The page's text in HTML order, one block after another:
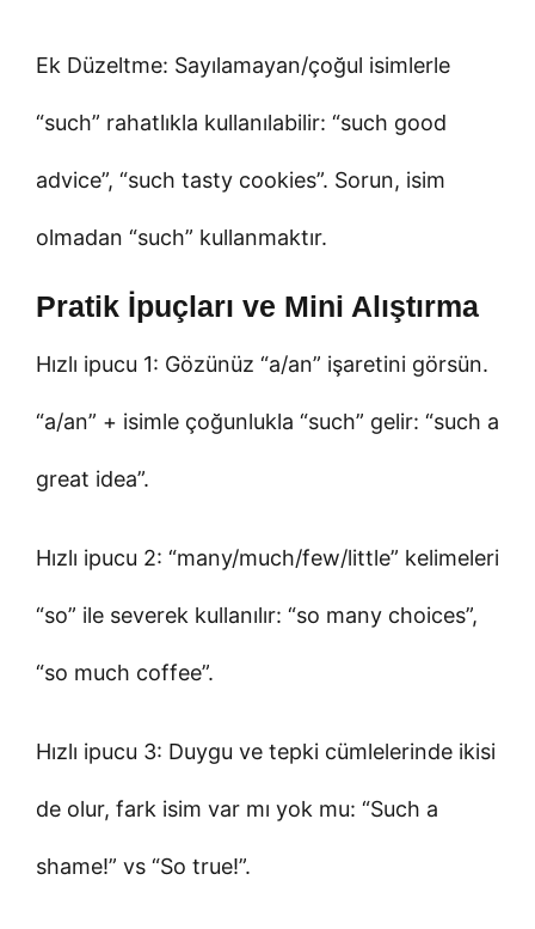
Ek Düzeltme: Sayılamayan/çoğul isimlerle
“such” rahatlıkla kullanılabilir: “such good
advice”, “such tasty cookies”. Sorun, isim
olmadan “such” kullanmaktır.
Pratik İpuçları ve Mini Alıştırma
Hızlı ipucu 1: Gözünüz “a/an” işaretini görsün.
“a/an” + isimle çoğunlukla “such” gelir: “such a
great idea”.
Hızlı ipucu 2: “many/much/few/little” kelimeleri
“so” ile severek kullanılır: “so many choices”,
“so much coffee”.
Hızlı ipucu 3: Duygu ve tepki cümlelerinde ikisi
de olur, fark isim var mı yok mu: “Such a
shame!” vs “So true!”.